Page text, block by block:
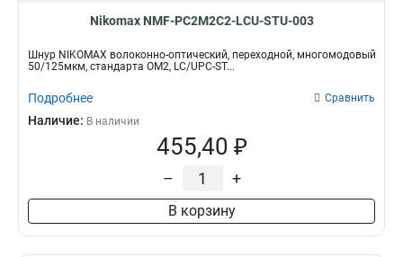
Nikomax NMF-PC2M2C2-LCU-STU-003
Шнур NIKOMAX волоконно-оптический, переходной, многомодовый
50/125мкм, стандарта ОМ2, LC/UPC-ST...
Подробнее Сравнить
Наличие: В наличии
455,40 ₽
– +
В корзину